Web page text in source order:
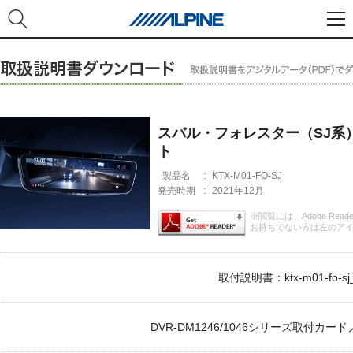
スバル・フォレスター（SJ
ト
製品名 :
KTX-M01-FO-SJ
発売時期
: 2021年12月
※閲覧には、Adobe
お持ちでない方は左のア
取付説明書：ktx-m01-fo-
DVR-DM1246/1046シリーズ取付カード